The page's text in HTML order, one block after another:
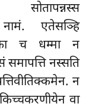
सोतापन्नस्स
एतेसञ्हि
च धम्मा न
नस्सति
न
वा